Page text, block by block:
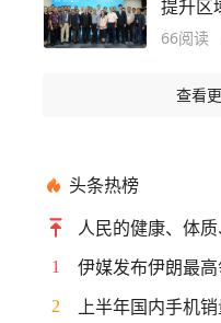
提升区
66阅读
查看
头条热榜
人民的健康、体
1 伊媒发布伊朗最
2 上半年国内手机